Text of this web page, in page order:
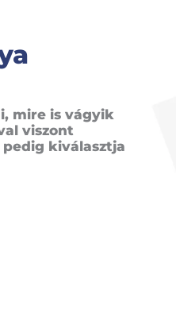
mire is vágyik
viszont
kiválasztja